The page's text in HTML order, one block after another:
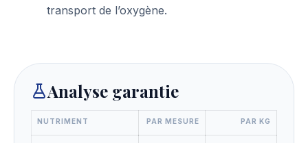
transport de l’oxygène.
Analyse garantie
NUTRIMENT PAR MESURE PAR KG